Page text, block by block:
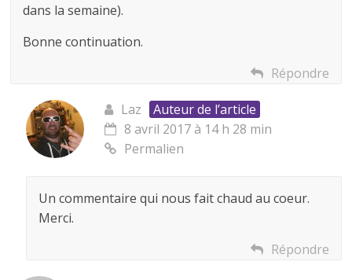
dans la semaine).
Bonne continuation.
Répondre
Laz
Auteur de l’article
8 avril 2017 à 14 h 28 min
Permalien
Un commentaire qui nous fait chaud au coeur.
Merci.
Répondre